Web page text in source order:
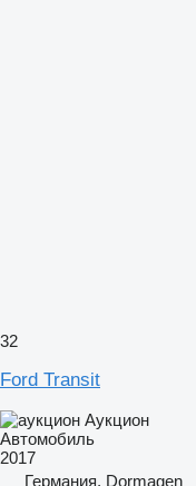
32
Ford Transit
Аукцион
Автомобиль
2017
Германия, Dormagen